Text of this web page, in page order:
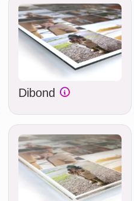
Dibond